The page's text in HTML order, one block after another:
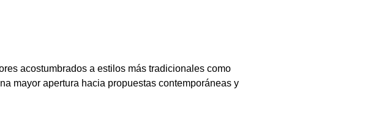
acostumbrados a estilos más tradicionales como
mayor apertura hacia propuestas contemporáneas y